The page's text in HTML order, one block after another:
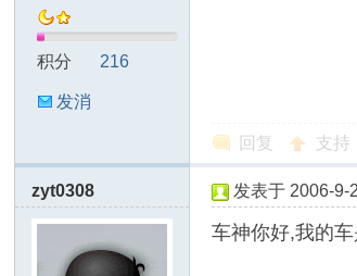
积分 216
发消
回复 支持
zyt0308 发表于 2006-9-
车神你好,我的